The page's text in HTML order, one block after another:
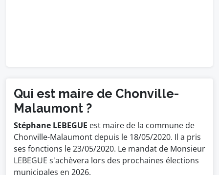
Qui est maire de Chonville-
Malaumont ?
Stéphane LEBEGUE est maire de la commune de
Chonville-Malaumont depuis le 18/05/2020. Il a pris
ses fonctions le 23/05/2020. Le mandat de Monsieur
LEBEGUE s'achèvera lors des prochaines élections
municipales en 2026.